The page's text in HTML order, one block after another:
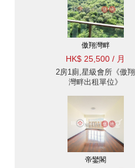
傲翔灣畔
HK$ 25,500 / 月
2房1廁,星級會所《傲翔
灣畔出租單位》
帝鑾閣